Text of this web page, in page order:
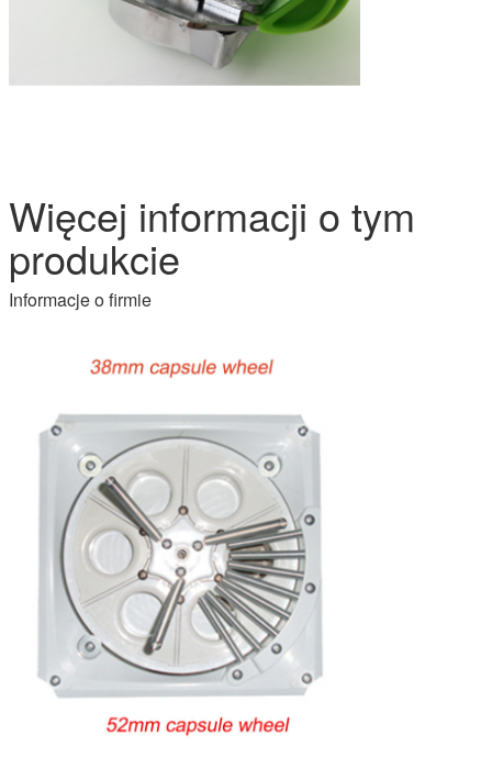
Więcej informacji o tym
produkcie
Informacje o firmie